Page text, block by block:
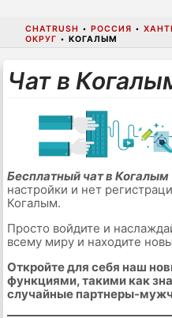
CHATRUSH • РОССИЯ •
ОКРУГ • КОГАЛЫМ
Чат в
Бесплатный чат в Когалым
настройки и нет
Когалым.
Просто войдите и
всему миру и находите
Откройте для себя наш
функциями, такими как
случайные партнеры-